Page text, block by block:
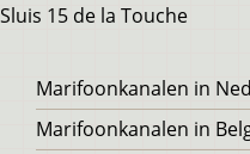
Sluis 15 de la Touche
Voet
Marifoonkanalen in
Marifoonkanalen in